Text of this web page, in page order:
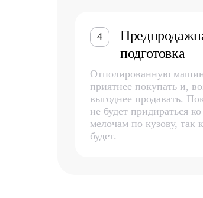
4
подготовка
Отполированную
приятнее покупать и,
выгоднее продавать.
не будет придираться
мелочам по кузову, так
будет.